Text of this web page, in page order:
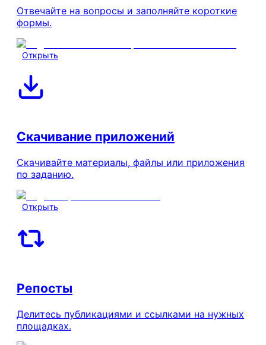
Отвечайте на вопросы и заполняйте короткие
формы.
Открыть
Скачивание приложений
Скачивайте материалы, файлы или приложения
по заданию.
Открыть
Репосты
Делитесь публикациями и ссылками на нужных
площадках.